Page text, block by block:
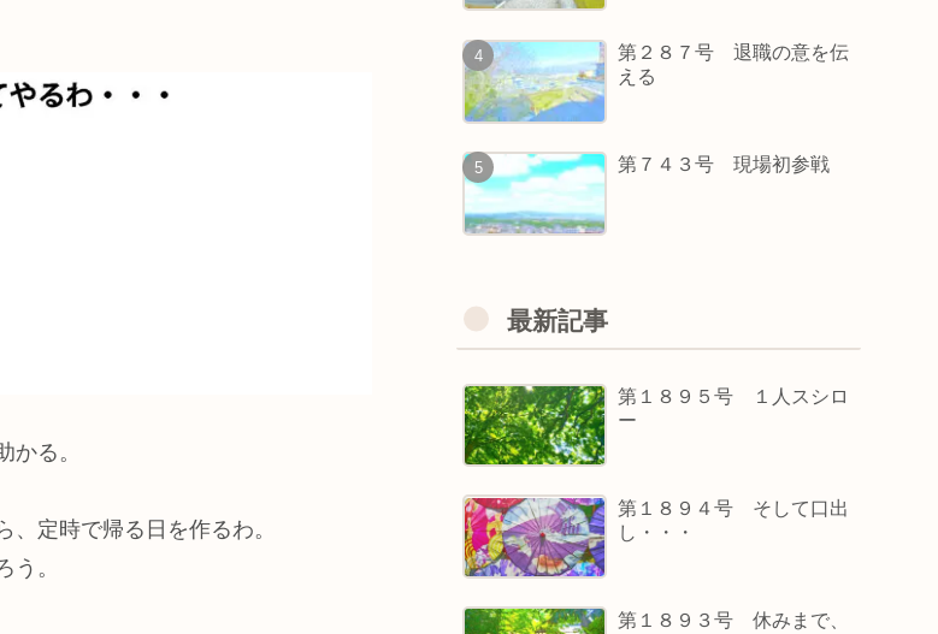
る。
定時で帰る日を作るわ。
。
第２８７号 退職の意を伝
える
第７４３号 現場初参戦
最新記事
第１８９５号 １人スシロ
ー
第１８９４号 そして口出
し・・・
第１８９３号 休みまで、